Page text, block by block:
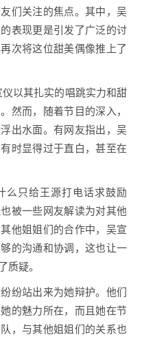
们关注的焦点。其中，吴
表现更是引发了广泛的讨
次将这位甜美偶像推上了
以其扎实的唱跳实力和甜
然而，随着节目的深入，
出水面。有网友指出，吴
时显得过于直白，甚至在
么只给王源打电话求鼓励
被一些网友解读为对其他
他姐姐们的合作中，吴宣
的沟通和协调，这也让一
疑。
纷站出来为她辩护。他们
的魅力所在，而且她在节
，与其他姐姐们的关系也